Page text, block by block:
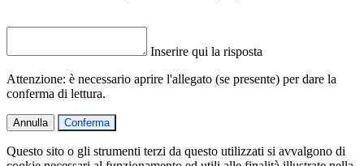
Inserire qui la risposta
Attenzione: è necessario aprire l'allegato (se presente) per dare la
conferma di lettura.
Annulla Conferma
Questo sito o gli strumenti terzi da questo utilizzati si avvalgono di